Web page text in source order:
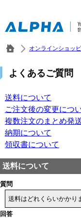
オンラインショッ
よくあるご質問
送料について
ご注文後の変更につ
複数注文のまとめ発
納期について
領収書について
送料について
質問
送料はどれくらいかかり
回答